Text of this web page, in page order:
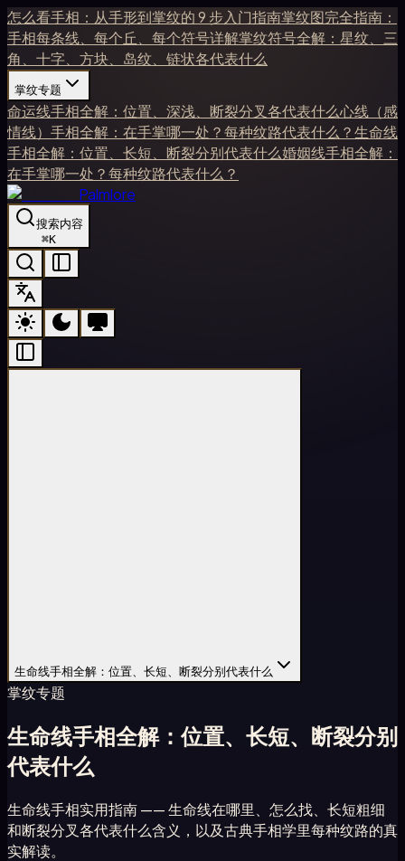
怎么看手相：从手形到掌纹的 9 步入门指南掌纹图完全指南：
手相每条线、每个丘、每个符号详解掌纹符号全解：星纹、三
角、十字、方块、岛纹、链状各代表什么
掌纹专题
命运线手相全解：位置、深浅、断裂分叉各代表什么心线（感
情线）手相全解：在手掌哪一处？每种纹路代表什么？生命线
手相全解：位置、长短、断裂分别代表什么婚姻线手相全解：
在手掌哪一处？每种纹路代表什么？
Palmlore
搜索内容
⌘K
生命线手相全解：位置、长短、断裂分别代表什么
掌纹专题
生命线手相全解：位置、长短、断裂分别
代表什么
生命线手相实用指南 —— 生命线在哪里、怎么找、长短粗细
和断裂分叉各代表什么含义，以及古典手相学里每种纹路的真
实解读。